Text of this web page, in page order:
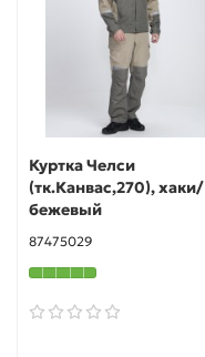
Куртка Челси
(тк.Канвас,270), хаки/
бежевый
87475029